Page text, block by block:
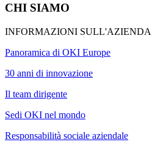
CHI SIAMO
INFORMAZIONI SULL'AZIENDA
Panoramica di OKI Europe
30 anni di innovazione
Il team dirigente
Sedi OKI nel mondo
Responsabilità sociale aziendale